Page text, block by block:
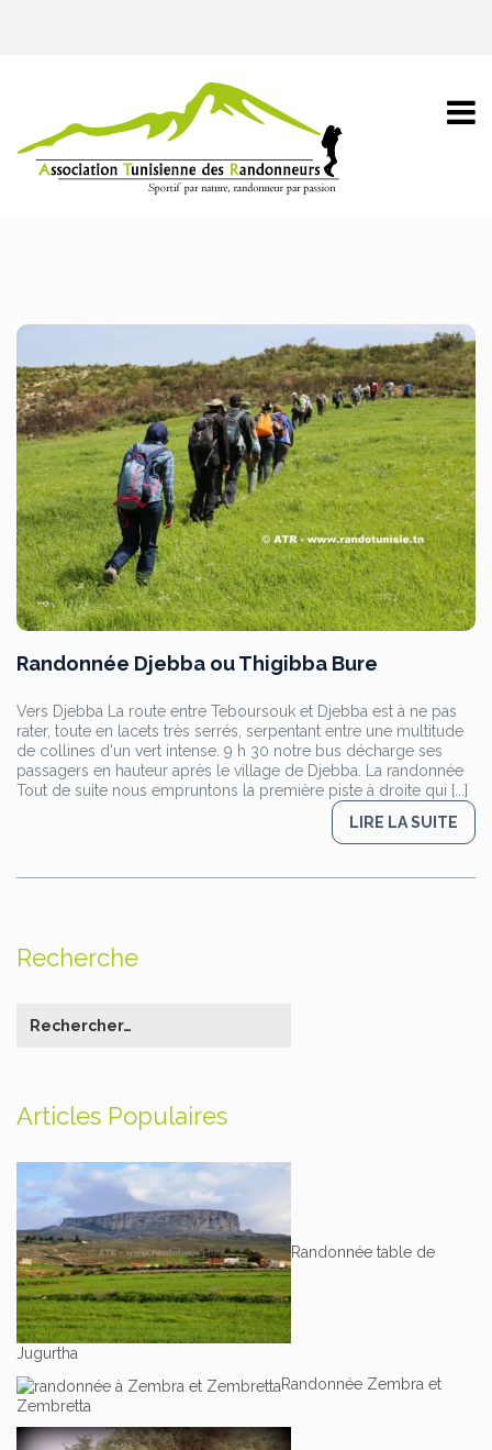
Randonnée Djebba ou Thigibba Bure
Vers Djebba La route entre Teboursouk et Djebba est à ne pas
rater, toute en lacets très serrés, serpentant entre une multitude
de collines d'un vert intense. 9 h 30 notre bus décharge ses
passagers en hauteur après le village de Djebba. La randonnée
Tout de suite nous empruntons la première piste à droite qui [...]
LIRE LA SUITE
Recherche
Articles Populaires
Randonnée table de
Jugurtha
Randonnée Zembra et
Zembretta